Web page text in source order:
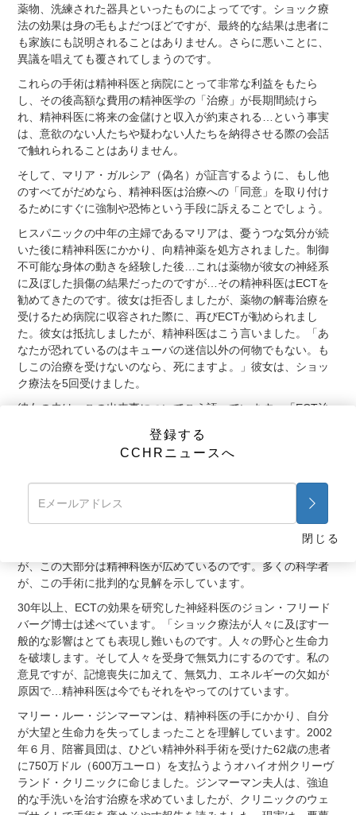
薬物、洗練された器具といったものによってです。ショック療
法の効果は身の毛もよだつほどですが、最終的な結果は患者に
も家族にも説明されることはありません。さらに悪いことに、
異議を唱えても覆されてしまうのです。
これらの手術は精神科医と病院にとって非常な利益をもたら
し、その後高額な費用の精神医学の「治療」が長期間続けら
れ、精神科医に将来の金儲けと収入が約束される…という事実
は、意欲のない人たちや疑わない人たちを納得させる際の会話
で触れられることはありません。
そして、マリア・ガルシア（偽名）が証言するように、もし他
のすべてがだめなら、精神科医は治療への「同意」を取り付け
るためにすぐに強制や恐怖という手段に訴えることでしょう。
ヒスパニックの中年の主婦であるマリアは、憂うつな気分が続
いた後に精神科医にかかり、向精神薬を処方されました。制御
不可能な身体の動きを経験した後…これは薬物が彼女の神経系
に及ぼした損傷の結果だったのですが…その精神科医はECTを
勧めてきたのです。彼女は拒否しましたが、薬物の解毒治療を
受けるため病院に収容された際に、再びECTが勧められまし
た。彼女は抵抗しましたが、精神科医はこう言いました。「あ
なたが恐れているのはキューバの迷信以外の何物でもない。も
しこの治療を受けないのなら、死にますよ。」彼女は、ショッ
ク療法を5回受けました。
彼女の夫は、この出来事についてこう語っています。「ECT治
の間、第二外国語として英語を話していましたが、ほとんど話
したり理解したりすることができなくなったのです。裏切りと
覚えています。目の前で妻がレイプされたような感じです。」
ECTと精神外科によって文字通り数十億もの利益がもたらさ
が、この大部分は精神科医が広めているのです。多くの科学者
が、この手術に批判的な見解を示しています。
30年以上、ECTの効果を研究した神経科医のジョン・フリード
バーグ博士は述べています。「ショック療法が人々に及ぼす一
般的な影響はとても表現し難いものです。人々の野心と生命力
を破壊します。そして人々を受身で無気力にするのです。私の
意見ですが、記憶喪失に加えて、無気力、エネルギーの欠如が
原因で…精神科医は今でもそれをやってのけています。
マリー・ルー・ジンマーマンは、精神科医の手にかかり、自分
が大望と生命力を失ってしまったことを理解しています。2002
年６月、陪審員団は、ひどい精神外科手術を受けた62歳の患者
に750万ドル（600万ユーロ）を支払うようオハイオ州クリーヴ
ランド・クリニックに命じました。ジンマーマン夫人は、強迫
的な手洗いを治す治療を求めていましたが、クリニックのウェ
登録する
CCHRニュースへ
閉じる